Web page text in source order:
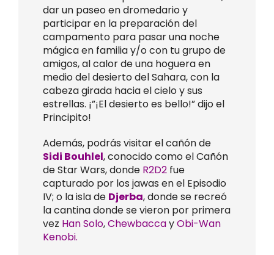
dar un paseo en dromedario y
participar en la preparación del
campamento para pasar una noche
mágica en familia y/o con tu grupo de
amigos, al calor de una hoguera en
medio del desierto del Sahara, con la
cabeza girada hacia el cielo y sus
estrellas. ¡”¡El desierto es bello!” dijo el
Principito!
Además, podrás visitar el cañón de
Sidi Bouhlel, conocido como el Cañón
de Star Wars, donde R2D2fue
capturado por los jawas en el Episodio
IV; o la isla de Djerba, donde se recreó
la cantina donde se vieron por primera
vez Han Solo,ChewbaccayObi-Wan
Kenobi.